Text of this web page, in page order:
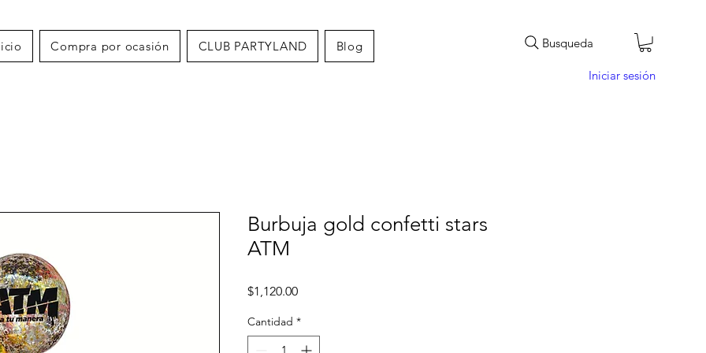
Compra por ocasión CLUB PARTYLAND Blog Busqueda
Iniciar sesión
Burbuja gold confetti stars
ATM
$1,120.00Precio
Cantidad *